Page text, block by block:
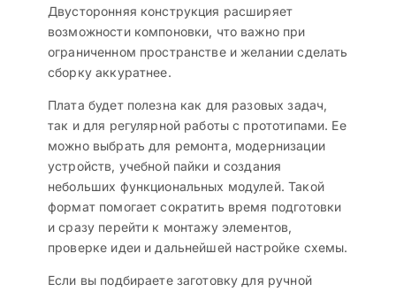
Двусторонняя конструкция расширяет
возможности компоновки, что важно при
ограниченном пространстве и желании сделать
сборку аккуратнее.
Плата будет полезна как для разовых задач,
так и для регулярной работы с прототипами. Ее
можно выбрать для ремонта, модернизации
устройств, учебной пайки и создания
небольших функциональных модулей. Такой
формат помогает сократить время подготовки
и сразу перейти к монтажу элементов,
проверке идеи и дальнейшей настройке схемы.
Если вы подбираете заготовку для ручной